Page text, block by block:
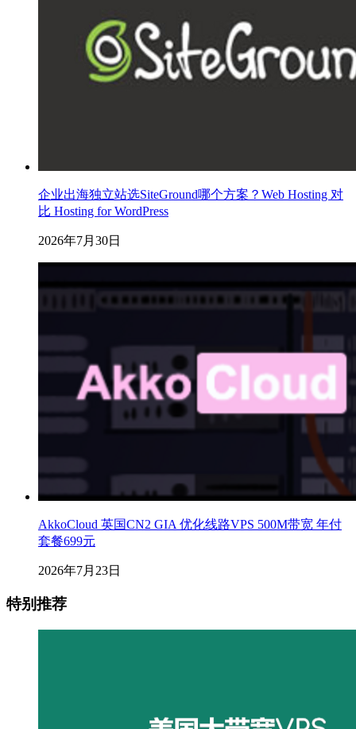
企业出海独立站选SiteGround哪个方案？Web Hosting 对
比 Hosting for WordPress
2026年7月30日
AkkoCloud 英国CN2 GIA 优化线路VPS 500M带宽 年付
套餐699元
2026年7月23日
特别推荐